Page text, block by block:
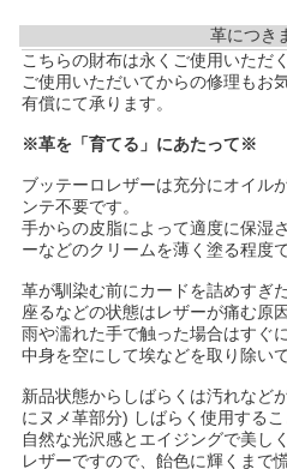
革につき
こちらの財布は永くご使用いただ
ご使用いただいてからの修理もお
有償にて承ります。
※革を「育てる」にあたって※
ブッテーロレザーは充分にオイル
ンテ不要です。
手からの皮脂によって適度に保湿
ーなどのクリームを薄く塗る程度
革が馴染む前にカードを詰めすぎ
座るなどの状態はレザーが痛む原
雨や濡れた手で触った場合はすぐ
中身を空にして埃などを取り除い
新品状態からしばらくは汚れなど
にヌメ革部分) しばらく使用するこ
自然な光沢感とエイジングで美し
レザーですので、飴色に輝くまで